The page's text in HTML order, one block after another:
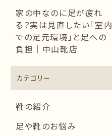
家の中なのに足が疲れ
る？実は見直したい「室内
での足元環境」と足への
負担｜中山靴店
カテゴリー
靴の紹介
足や靴のお悩み